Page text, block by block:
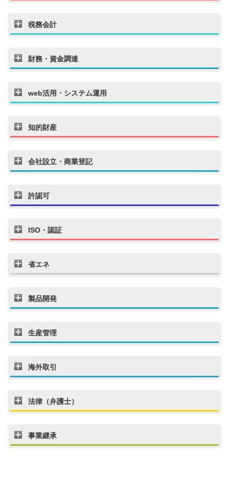
税務会計
財務・資金調達
web活用・システム運用
知的財産
会社設立・商業登記
許認可
ISO・認証
省エネ
製品開発
生産管理
海外取引
法律（弁護士）
事業継承